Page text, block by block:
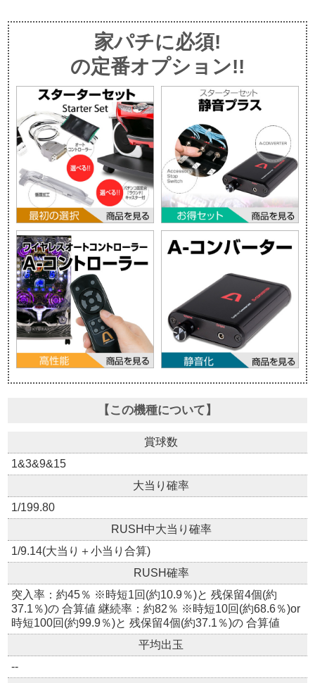
家パチに必須!
の定番オプション!!
【この機種について】
賞球数
1&3&9&15
大当り確率
1/199.80
RUSH中大当り確率
1/9.14(大当り＋小当り合算)
RUSH確率
突入率：約45％ ※時短1回(約10.9％)と 残保留4個(約
37.1％)の 合算値 継続率：約82％ ※時短10回(約68.6％)or
時短100回(約99.9％)と 残保留4個(約37.1％)の 合算値
平均出玉
--